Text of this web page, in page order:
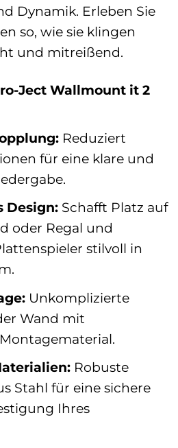
Dynamik. Erleben Sie
so, wie sie klingen
und mitreißend.
Ject Wallmount it 2
Reduziert
für eine klare und
Design:Schafft Platz auf
oder Regal und
stilvoll in
Unkomplizierte
Wand mit
Robuste
Stahl für eine sichere
Ihres